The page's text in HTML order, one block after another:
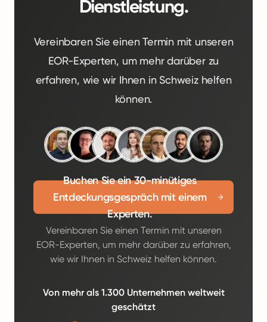
Dienstleistung.
Vereinbaren Sie einen Termin mit unseren
EOR-Experten, um mehr darüber zu
erfahren, wie wir Ihnen in Schweiz helfen
können.
Buchen Sie ein 30-minütiges
Entdeckungsgespräch mit einem
Experten.
Vereinbaren Sie einen Termin mit unseren
EOR-Experten, um mehr darüber zu erfahren,
wie wir Ihnen in Schweiz helfen können.
Von mehr als 1.300 Unternehmen weltweit
geschätzt